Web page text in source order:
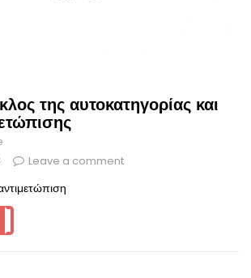
της αυτοκατηγορίας και
Leave a comment